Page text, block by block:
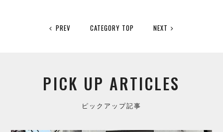
PREV CATEGORY TOP NEXT
PICK UP ARTICLES
ピックアップ記事